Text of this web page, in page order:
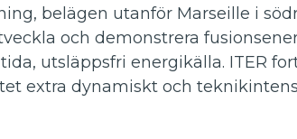
belägen utanför Marseille i
och demonstrera
utsläppsfri energikälla. ITER
extra dynamiskt och